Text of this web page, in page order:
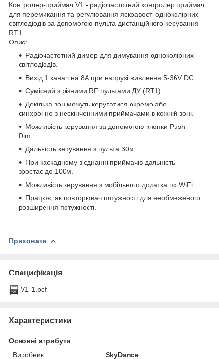
Контролер-приймач V1 - радіочастотний контролер приймач
для перемикання та регулювання яскравості одноколірних
світлодіодів за допомогою пульта дистанційного керування
RT1.
Опис:
Радіочастотний димер для димування одноколірних
світлодіодів.
Вихід 1 канал на 8А при напрузі живлення 5-36V DC.
Сумісний з різними RF пультами ДУ (RT1).
Декілька зон можуть керуватися окремо або
синхронно з нескінченними приймачами в кожній зоні.
Можливість керування за допомогою кнопки Push
Dim.
Дальність керування з пульта 30м.
При каскадному з'єднанні приймачів дальність
зростає до 100м.
Можливість керування з мобільного додатка по WiFi.
Працює, як повторювач потужності для необмеженого
розширення потужності.
Приховати
Специфікація
V1-1.pdf
Характеристики
Основні атрибути
Виробник
SkyDance